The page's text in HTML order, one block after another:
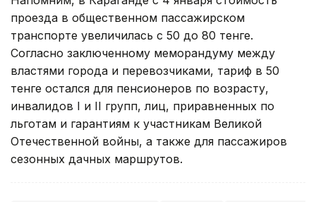
проезда в общественном пассажирском
транспорте увеличилась с 50 до 80 тенге.
Согласно заключенному меморандуму между
властями города и перевозчиками, тариф в 50
тенге остался для пенсионеров по возрасту,
инвалидов I и II групп, лиц, приравненных по
льготам и гарантиям к участникам Великой
Отечественной войны, а также для пассажиров
сезонных дачных маршрутов.